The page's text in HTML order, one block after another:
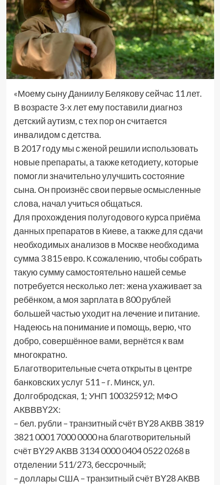
«Моему сыну Даниилу Белякову сейчас 11 лет.
В возрасте 3-х лет ему поставили диагноз
детский аутизм, с тех пор он считается
инвалидом с детства.
В 2017 году мы с женой решили использовать
новые препараты, а также кетодиету, которые
помогли значительно улучшить состояние
сына. Он произнёс свои первые осмысленные
слова, начал учиться общаться.
Для прохождения полугодового курса приёма
данных препаратов в Киеве, а также для сдачи
необходимых анализов в Москве необходима
сумма 3 815 евро. К сожалению, чтобы собрать
такую сумму самостоятельно нашей семье
потребуется несколько лет: жена ухаживает за
ребёнком, а моя зарплата в 800 рублей
большей частью уходит на лечение и питание.
Надеюсь на понимание и помощь, верю, что
добро, совершённое вами, вернётся к вам
многократно.
Благотворительные счета открыты в центре
банковских услуг 511 – г. Минск, ул.
Долгобродская, 1; УНП 100325912; МФО
АКВВВY2Х:
– бел. рубли – транзитный счёт ВY28 АКВВ 3819
3821 0001 7000 0000 на благотворительный
счёт ВY29 АКВВ 3134 0000 0404 0522 0268 в
отделении 511/273, бессрочный;
– доллары США – транзитный счёт ВY28 АКВВ